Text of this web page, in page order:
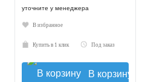
уточните у менеджера
В избранное
Купить в 1 клик Под заказ
В корзину